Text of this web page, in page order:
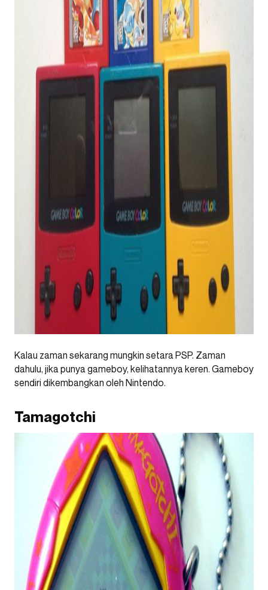
Kalau zaman sekarang mungkin setara PSP. Zaman
dahulu, jika punya gameboy, kelihatannya keren. Gameboy
sendiri dikembangkan oleh Nintendo.
Tamagotchi